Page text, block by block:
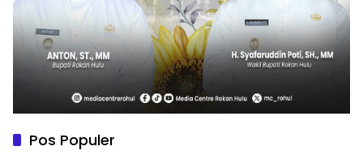
Pos Populer